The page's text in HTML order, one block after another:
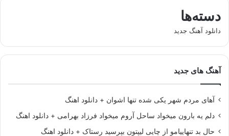
دسته‌ها
دانلود آهنگ جدید
آهنگ های جدید
آهای مردم شهر یکی شده تنها اشوان + دانلود اهنگ
دلم یه بارون میخواد ساحل آروم میخواد فرزاد بهرامی + دانلود اهنگ
حال بد تنهاییامو از چایی لیپتون بپرسید رستاک + دانلود اهنگ